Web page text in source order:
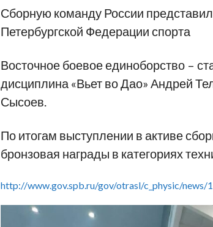
Сборную команду России
Петербургской Федерации спорта
Восточное боевое единоборство –
дисциплина «Вьет во Дао» Андрей
Сысоев.
По итогам выступлении в активе
бронзовая награды в категориях
http://www.gov.spb.ru/gov/otrasl/c_physic/news/